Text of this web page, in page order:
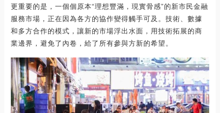
更重要的是，一個個原本“理想豐滿，現實骨感”的新市民金融
服務市場，正在因為各方的協作變得觸手可及。技術、數據
和多方合作的模式，讓新的市場浮出水面，用技術拓展的商
業邊界，避免了內卷，給了所有參與方新的希望。